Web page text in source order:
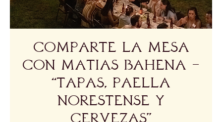
Comparte la Mesa
con Matias Bahena -
“Tapas, Paella
Norestense y
Cervezas”